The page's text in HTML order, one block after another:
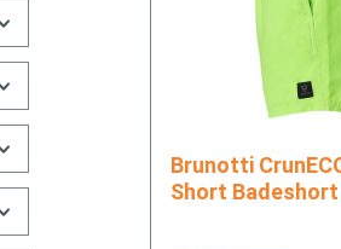
Brunotti CrunECO-N Mens
Short Badeshort